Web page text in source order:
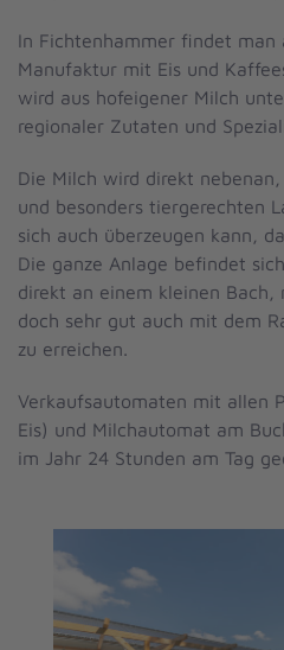
In Fichtenhammer findet man
Manufaktur mit Eis und
wird aus hofeigener Milch
regionaler Zutaten und
Die Milch wird direkt
und besonders tiergerechten
sich auch überzeugen kann,
Die ganze Anlage befindet
direkt an einem kleinen
doch sehr gut auch mit dem
zu erreichen.
Verkaufsautomaten mit allen
Eis) und Milchautomat am
im Jahr 24 Stunden am Tag